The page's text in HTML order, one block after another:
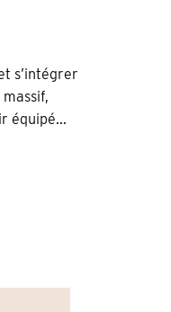
s’intégrer
équipé...